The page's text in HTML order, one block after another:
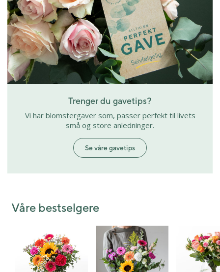
Trenger du gavetips?
Vi har blomstergaver som, passer perfekt til livets
små og store anledninger.
Se våre gavetips
Våre bestselgere